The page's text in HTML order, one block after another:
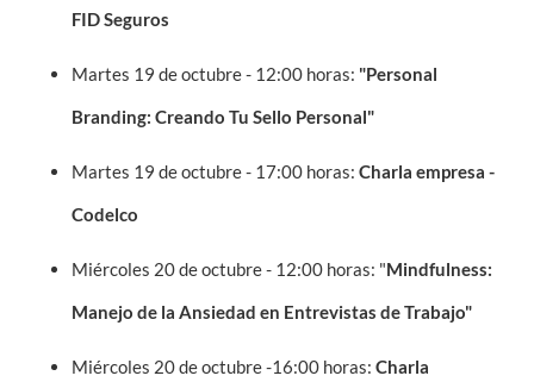
FID Seguros
Martes 19 de octubre - 12:00 horas: "Personal
Branding: Creando Tu Sello Personal"
Martes 19 de octubre - 17:00 horas: Charla empresa -
Codelco
Miércoles 20 de octubre - 12:00 horas: "Mindfulness:
Manejo de la Ansiedad en Entrevistas de Trabajo"
Miércoles 20 de octubre -16:00 horas: Charla